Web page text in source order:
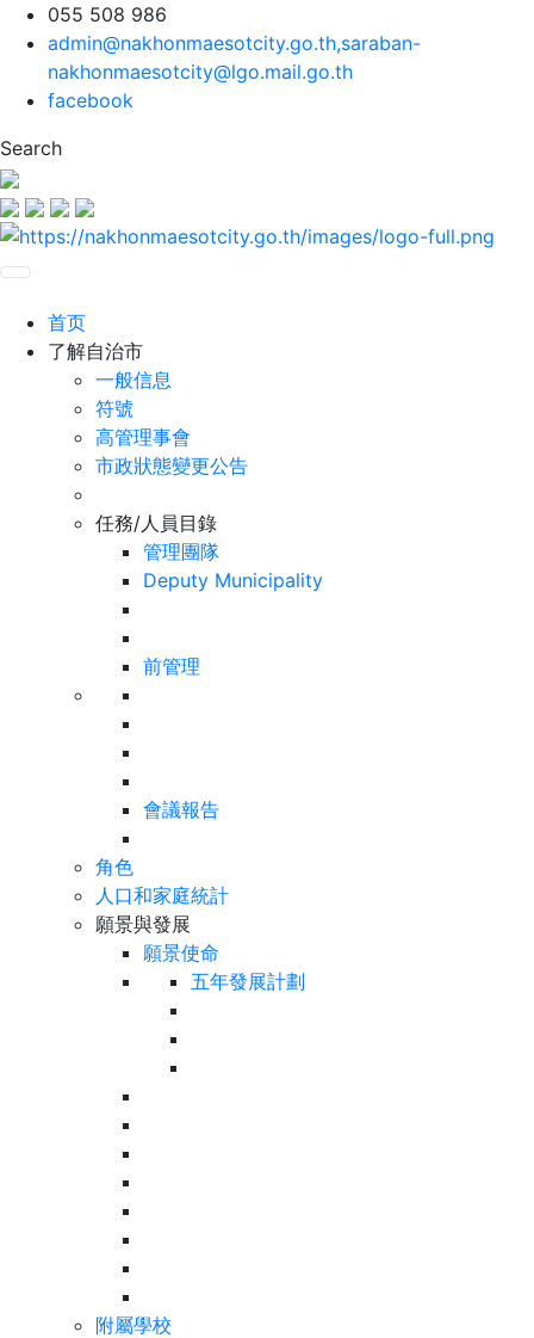
055 508 986
admin@nakhonmaesotcity.go.th,saraban-
nakhonmaesotcity@lgo.mail.go.th
facebook
Search
首页
了解自治市
一般信息
符號
高管理事會
市政狀態變更公告
任務/人員目錄
管理團隊
Deputy Municipality
前管理
會議報告
角色
人口和家庭統計
願景與發展
願景使命
五年發展計劃
附屬學校